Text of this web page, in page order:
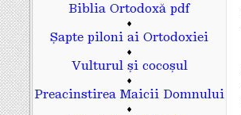
Biblia Ortodoxă pdf
♦
Șapte piloni ai Ortodoxiei
♦
Vulturul și cocoșul
♦
Preacinstirea Maicii Domnului
♦